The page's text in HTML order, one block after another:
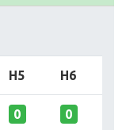
H5 H6
0 0